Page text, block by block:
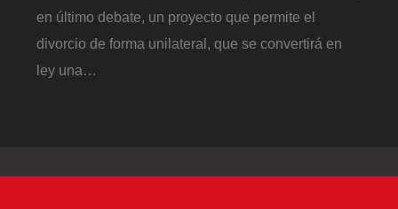
en último debate, un proyecto que permite el
divorcio de forma unilateral, que se convertirá en
ley una…